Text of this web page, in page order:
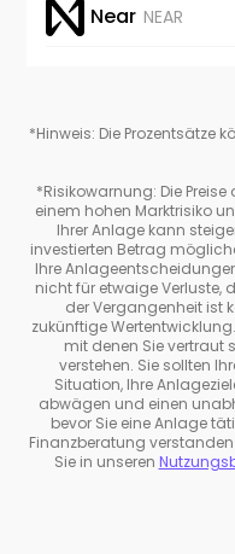
Near NEAR
*Hinweis: Die Prozentsätze
*Risikowarnung: Die
einem hohen Marktrisiko
Ihrer Anlage kann
investierten Betrag
Ihre
nicht für etwaige Verluste,
der Vergangenheit ist
zukünftige
mit denen Sie vertraut
verstehen. Sie sollten
Situation, Ihre
abwägen und einen
bevor Sie eine Anlage
Finanzberatung
Sie in unseren